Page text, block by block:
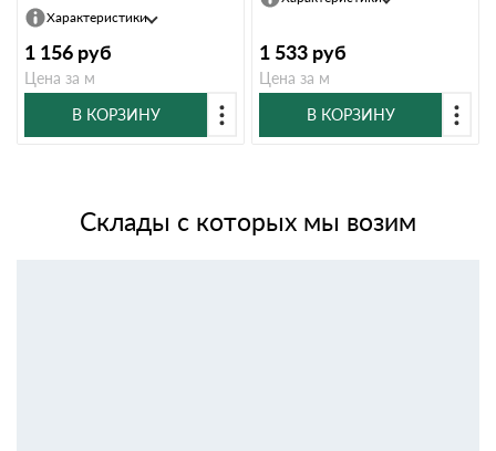
Характеристики
1 156 руб
Цена за м
В КОРЗИНУ
1 533 руб
Цена за м
В КОРЗИНУ
Склады с которых мы возим